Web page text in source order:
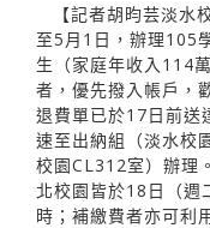
【記者胡昀芸淡
至5月1日，辦理105
生（家庭年收入114
者，優先撥入帳戶，
退費單已於17日前送
速至出納組（淡水校
校園CL312室）辦理
北校園皆於18日（週
時；補繳費者亦可利